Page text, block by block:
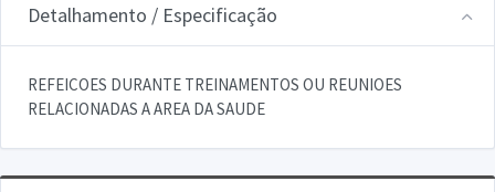
Detalhamento / Especificação
REFEICOES DURANTE TREINAMENTOS OU REUNIOES
RELACIONADAS A AREA DA SAUDE